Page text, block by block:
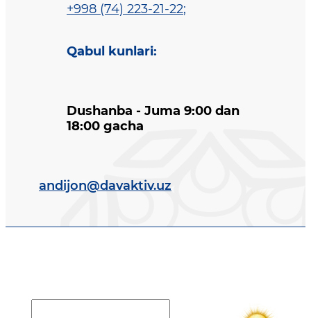
+998 (74) 223-21-22;
Qabul kunlari:
Dushanba - Juma 9:00 dan
18:00 gacha
andijon@davaktiv.uz